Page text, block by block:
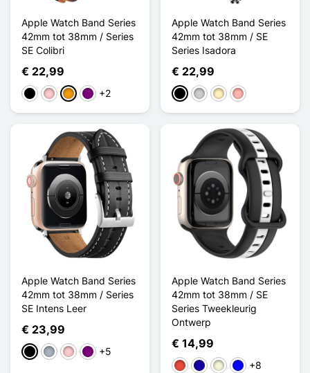
Apple Watch Band Series
42mm tot 38mm / Series
SE Colibri
€ 22,99
ZwartRozeOranjePurper
+2
Apple Watch Band Series
42mm tot 38mm / SE
Series Isadora
€ 22,99
ZwartZilverGoldenRose Goud
Apple Watch Band Series
42mm tot 38mm / Series
SE Intens Leer
€ 23,99
ZwartGrijsRozePurper
+5
Apple Watch Band Series
42mm tot 38mm / SE
Series Tweekleurig
Ontwerp
€ 14,99
RoodDonkerblauw
BeigeBlauw
+8